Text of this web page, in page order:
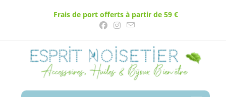
Frais de port offerts à partir de 59 €